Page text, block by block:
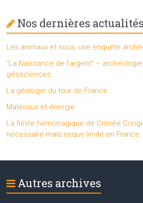
Nos dernières actualités
Les animaux et nous, une enquête
“La Naissance de l’argent” –
géosciences…
La géologie du tour de France
Matériaux et énergie
La fièvre hémorragique de Crimée
nécessaire mais risque limité en France.
Autres archives